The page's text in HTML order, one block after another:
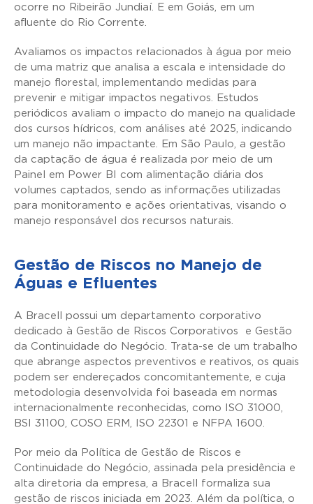
ocorre no Ribeirão Jundiaí. E em Goiás, em um
afluente do Rio Corrente.
Avaliamos os impactos relacionados à água por meio
de uma matriz que analisa a escala e intensidade do
manejo florestal, implementando medidas para
prevenir e mitigar impactos negativos. Estudos
periódicos avaliam o impacto do manejo na qualidade
dos cursos hídricos, com análises até 2025, indicando
um manejo não impactante. Em São Paulo, a gestão
da captação de água é realizada por meio de um
Painel em Power BI com alimentação diária dos
volumes captados, sendo as informações utilizadas
para monitoramento e ações orientativas, visando o
manejo responsável dos recursos naturais.
Gestão de Riscos no Manejo de
Águas e Efluentes
A Bracell possui um departamento corporativo
dedicado à Gestão de Riscos Corporativos e Gestão
da Continuidade do Negócio. Trata-se de um trabalho
que abrange aspectos preventivos e reativos, os quais
podem ser endereçados concomitantemente, e cuja
metodologia desenvolvida foi baseada em normas
internacionalmente reconhecidas, como ISO 31000,
BSI 31100, COSO ERM, ISO 22301 e NFPA 1600.
Por meio da Política de Gestão de Riscos e
Continuidade do Negócio, assinada pela presidência e
alta diretoria da empresa, a Bracell formaliza sua
gestão de riscos iniciada em 2023. Além da política, o